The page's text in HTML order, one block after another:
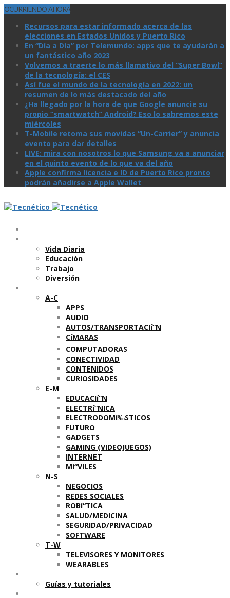
OCURRIENDO AHORA
Recursos para estar informado acerca de las
elecciones en Estados Unidos y Puerto Rico
En “Día a Día” por Telemundo: apps que te ayudarán a
un fantástico año 2023
Volvemos a traerte lo más llamativo del “Super Bowl”
de la tecnologí­a: el CES
Así­ fue el mundo de la tecnologí­a en 2022: un
resumen de lo más destacado del año
¿Ha llegado por la hora de que Google anuncie su
propio “smartwatch” Android? Eso lo sabremos este
miércoles
T-Mobile retoma sus movidas “Un-Carrier” y anuncia
evento para dar detalles
LIVE: mira con nosotros lo que Samsung va a anunciar
en el quinto evento de lo que va del año
Apple confirma licencia e ID de Puerto Rico pronto
podrán añadirse a Apple Wallet
Vida Diaria
Educación
Trabajo
Diversión
A-C
APPS
AUDIO
AUTOS/TRANSPORTACIí“N
CíMARAS
COMPUTADORAS
CONECTIVIDAD
CONTENIDOS
CURIOSIDADES
E-M
EDUCACIí“N
ELECTRí“NICA
ELECTRODOMí‰STICOS
FUTURO
GADGETS
GAMING (VIDEOJUEGOS)
INTERNET
Mí“VILES
N-S
NEGOCIOS
REDES SOCIALES
ROBí“TICA
SALUD/MEDICINA
SEGURIDAD/PRIVACIDAD
SOFTWARE
T-W
TELEVISORES Y MONITORES
WEARABLES
Guí­as y tutoriales